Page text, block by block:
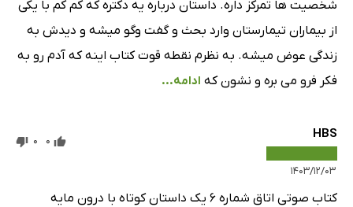
شخصیت ها تمرکز داره. داستان درباره یه دکتره که کم کم با یکی
از بیماران تیمارستان وارد بحث و گفت وگو میشه و دیدش به
زندگی عوض میشه. به نظرم نقطه قوت کتاب اینه که آدم رو به
فکر فرو می بره و نشون که ادامه...
HBS
۱۴۰۳/۱۲/۰۳
0
0
کتاب صوتی اتاق شماره ۶ یک داستان کوتاه با درون مایه